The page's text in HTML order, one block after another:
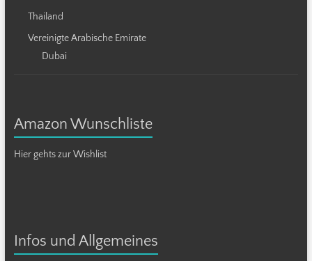
Thailand
Vereinigte Arabische Emirate
Dubai
Amazon Wunschliste
Hier gehts zur Wishlist
Infos und Allgemeines